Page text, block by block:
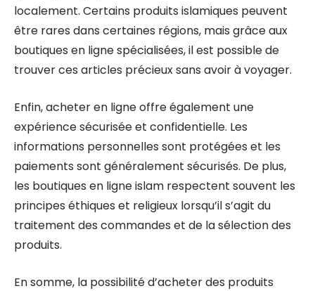
localement. Certains produits islamiques peuvent
être rares dans certaines régions, mais grâce aux
boutiques en ligne spécialisées, il est possible de
trouver ces articles précieux sans avoir à voyager.
Enfin, acheter en ligne offre également une
expérience sécurisée et confidentielle. Les
informations personnelles sont protégées et les
paiements sont généralement sécurisés. De plus,
les boutiques en ligne islam respectent souvent les
principes éthiques et religieux lorsqu’il s’agit du
traitement des commandes et de la sélection des
produits.
En somme, la possibilité d’acheter des produits